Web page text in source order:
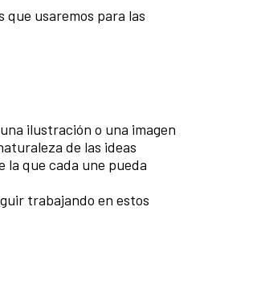
que usaremos para las
ilustración o una imagen
de las ideas
la que cada une pueda
trabajando en estos